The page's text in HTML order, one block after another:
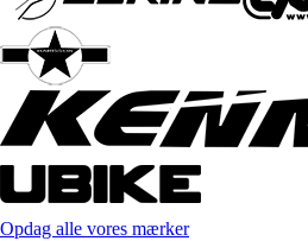
Opdag alle vores mærker